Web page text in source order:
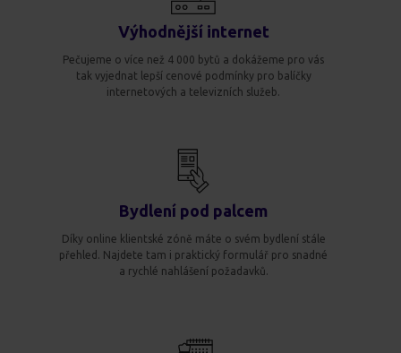
Výhodnější internet
Pečujeme o více než 4 000 bytů a dokážeme pro vás
tak vyjednat lepší cenové podmínky pro balíčky
internetových a televizních služeb.
Bydlení pod palcem
Díky online klientské zóně máte o svém bydlení stále
přehled. Najdete tam i praktický formulář pro snadné
a rychlé nahlášení požadavků.